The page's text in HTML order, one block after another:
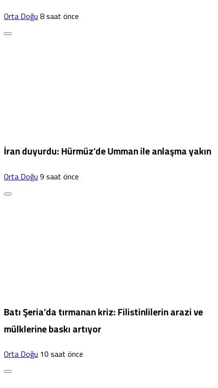
Orta Doğu8 saat önce
İran duyurdu: Hürmüz’de Umman ile anlaşma yakın
Orta Doğu9 saat önce
Batı Şeria’da tırmanan kriz: Filistinlilerin arazi ve
mülklerine baskı artıyor
Orta Doğu10 saat önce